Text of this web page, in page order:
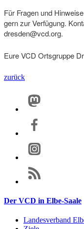
Für Fragen und
gern zur Verfügung.
dresden@vcd.org.
Eure VCD Ortsgruppe
zurück
Der VCD in Elbe-Saale
Landesverband